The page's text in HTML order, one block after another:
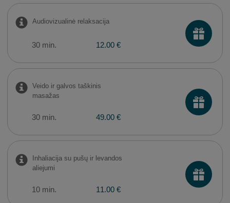
Audiovizualinė relaksacija
30 min. 12.00 €
Veido ir galvos taškinis
masažas
30 min. 49.00 €
Inhaliacija su pušų ir levandos
aliejumi
10 min. 11.00 €